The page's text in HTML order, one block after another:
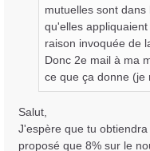
mutuelles sont
qu'elles
raison invoquée de
Donc 2e mail à ma
ce que ça donne (je
Salut,
J'espère que tu
proposé que 8% sur le